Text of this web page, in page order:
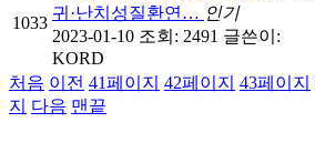
1033
귀·난치성질환연… 인기
2023-01-10 조회: 2491 글쓴이:
KORD
처음 이전 41페이지 42페이지 43페이지
지
다음 맨끝